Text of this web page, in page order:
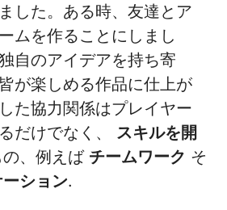
した。ある時、友達とア
ムを作ることにしまし
自のアイデアを持ち寄
が楽しめる作品に仕上が
た協力関係はプレイヤー
だけでなく、 スキルを開
、例えば チームワーク そ
ション.